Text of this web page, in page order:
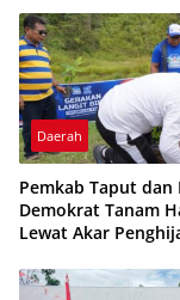
Daerah
Pemkab Taput dan
Demokrat Tanam
Lewat Akar